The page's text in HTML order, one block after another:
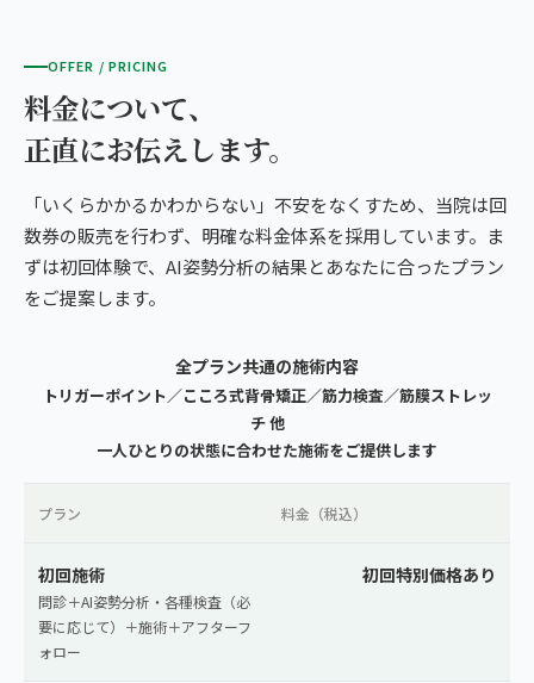
OFFER / PRICING
料金について、
正直にお伝えします。
「いくらかかるかわからない」不安をなくすため、当院は回
数券の販売を行わず、明確な料金体系を採用しています。ま
ずは初回体験で、AI姿勢分析の結果とあなたに合ったプラン
をご提案します。
全プラン共通の施術内容
トリガーポイント／こころ式背骨矯正／筋力検査／筋膜ストレッ
チ 他
一人ひとりの状態に合わせた施術をご提供します
プラン 料金（税込）
初回施術
問診＋AI姿勢分析・各種検査（必
要に応じて）＋施術＋アフターフ
ォロー
初回特別価格あり